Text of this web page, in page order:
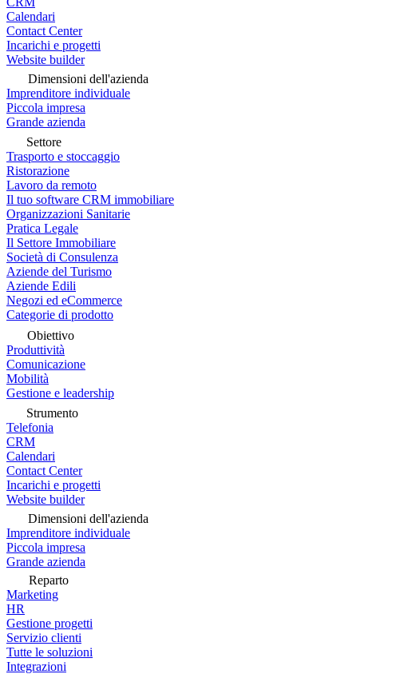
Calendari
Contact Center
Incarichi e progetti
Website builder
Dimensioni dell'azienda
Imprenditore individuale
Piccola impresa
Grande azienda
Settore
Trasporto e stoccaggio
Ristorazione
Lavoro da remoto
Il tuo software CRM immobiliare
Organizzazioni Sanitarie
Pratica Legale
Il Settore Immobiliare
Società di Consulenza
Aziende del Turismo
Aziende Edili
Negozi ed eCommerce
Categorie di prodotto
Obiettivo
Produttività
Comunicazione
Mobilità
Gestione e leadership
Strumento
Telefonia
CRM
Calendari
Contact Center
Incarichi e progetti
Website builder
Dimensioni dell'azienda
Imprenditore individuale
Piccola impresa
Grande azienda
Reparto
Marketing
HR
Gestione progetti
Servizio clienti
Tutte le soluzioni
Integrazioni